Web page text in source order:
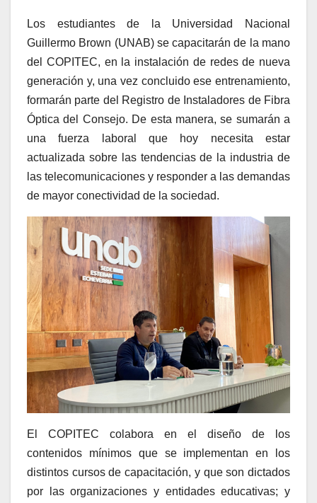
Los estudiantes de la Universidad Nacional
Guillermo Brown (UNAB) se capacitarán de la mano
del COPITEC, en la instalación de redes de nueva
generación y, una vez concluido ese entrenamiento,
formarán parte del Registro de Instaladores de Fibra
Óptica del Consejo. De esta manera, se sumarán a
una fuerza laboral que hoy necesita estar
actualizada sobre las tendencias de la industria de
las telecomunicaciones y responder a las demandas
de mayor conectividad de la sociedad.
El COPITEC colabora en el diseño de los
contenidos mínimos que se implementan en los
distintos cursos de capacitación, y que son dictados
por las organizaciones y entidades educativas; y